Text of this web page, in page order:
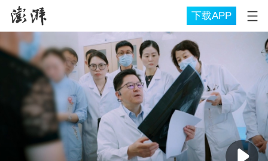
下载APP